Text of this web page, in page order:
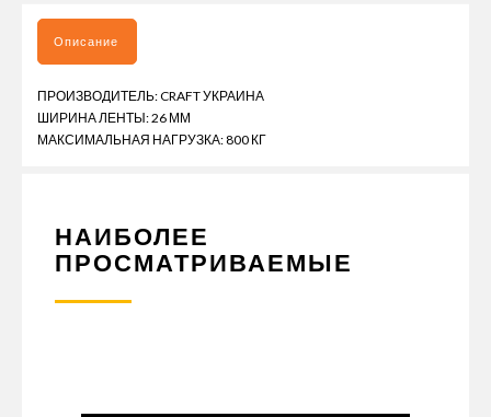
Описание
ПРОИЗВОДИТЕЛЬ: CRAFT УКРАИНА
ШИРИНА ЛЕНТЫ: 26 ММ
МАКСИМАЛЬНАЯ НАГРУЗКА: 800 КГ
НАИБОЛЕЕ
ПРОСМАТРИВАЕМЫЕ